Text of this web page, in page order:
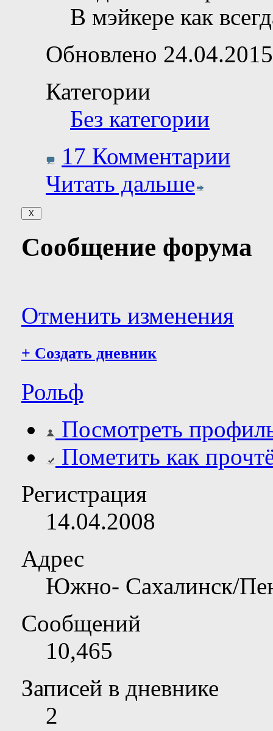
В мэйкере как
Обновлено
Категории
Без категории
17 Комментарии
Читать дальше
Сообщение форума
Отменить изменения
+ Создать дневник
Рольф
Посмотреть
Пометить как
Регистрация
14.04.2008
Адрес
Южно- Сахалинск/
Сообщений
10,465
Записей в дневнике
2